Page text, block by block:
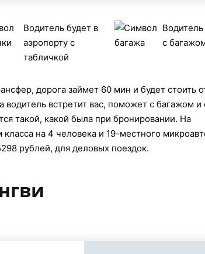
Водитель будет в
аэропорту с
табличкой
с
дорога займет 60 мин и будет стоить
водитель встретит вас, поможет с багажом и
такой, какой была при бронировании. На
на 4 человека и 19-местного
рублей, для деловых поездок.